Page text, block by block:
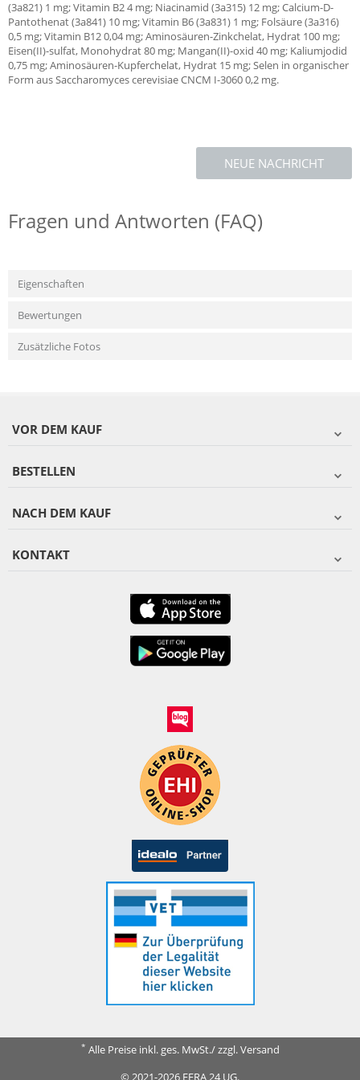
(3a821) 1 mg; Vitamin B2 4 mg; Niacinamid (3a315) 12 mg; Calcium-D-
Pantothenat (3a841) 10 mg; Vitamin B6 (3a831) 1 mg; Folsäure (3a316)
0,5 mg; Vitamin B12 0,04 mg; Aminosäuren-Zinkchelat, Hydrat 100 mg;
Eisen(II)-sulfat, Monohydrat 80 mg; Mangan(II)-oxid 40 mg; Kaliumjodid
0,75 mg; Aminosäuren-Kupferchelat, Hydrat 15 mg; Selen in organischer
Form aus Saccharomyces cerevisiae CNCM I-3060 0,2 mg.
NEUE NACHRICHT
Fragen und Antworten (FAQ)
Eigenschaften
Bewertungen
Zusätzliche Fotos
VOR DEM KAUF
BESTELLEN
NACH DEM KAUF
KONTAKT
* Alle Preise inkl. ges. MwSt./ zzgl. Versand
© 2021-2026 FERA 24 UG.